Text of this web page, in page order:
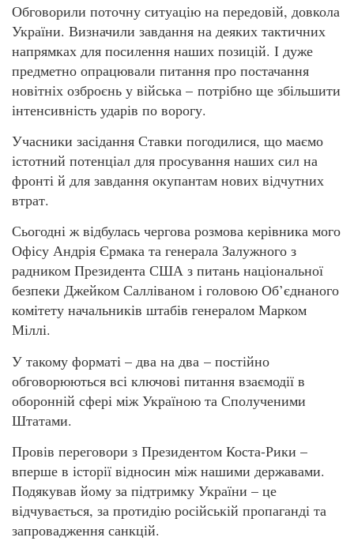
Обговорили поточну ситуацію на передовій, довкола
України. Визначили завдання на деяких тактичних
напрямках для посилення наших позицій. І дуже
предметно опрацювали питання про постачання
новітніх озброєнь у війська – потрібно ще збільшити
інтенсивність ударів по ворогу.
Учасники засідання Ставки погодилися, що маємо
істотний потенціал для просування наших сил на
фронті й для завдання окупантам нових відчутних
втрат.
Сьогодні ж відбулась чергова розмова керівника мого
Офісу Андрія Єрмака та генерала Залужного з
радником Президента США з питань національної
безпеки Джейком Салліваном і головою Об’єднаного
комітету начальників штабів генералом Марком
Міллі.
У такому форматі – два на два – постійно
обговорюються всі ключові питання взаємодії в
оборонній сфері між Україною та Сполученими
Штатами.
Провів переговори з Президентом Коста-Рики –
вперше в історії відносин між нашими державами.
Подякував йому за підтримку України – це
відчувається, за протидію російській пропаганді та
запровадження санкцій.